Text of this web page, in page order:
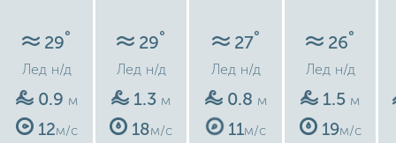
29°
Лед н/д
0.9 м
12м/с
29°
Лед н/д
1.3 м
18м/с
27°
Лед н/д
0.8 м
11м/с
26°
Лед н/д
1.5 м
19м/с